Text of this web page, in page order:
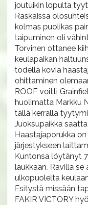
joutuikin lopulta
Raskaissa
kolmas puolikas
taipuminen oli
Torvinen ottanee
keulapaikan
todella kovia
ohittaminen
ROOF voitti
huolimatta Markku
tällä kerralla
Juoksupaikka
Haastajaporukka
järjestykseen
Kuntonsa löytänyt
laukkaan. Ravilla
ulkopuolelta
Esitystä missään
FAKIR VICTORY